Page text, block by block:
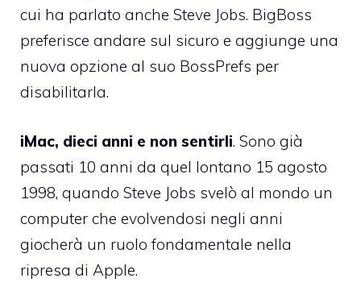
cui ha parlato anche Steve Jobs. BigBoss
preferisce andare sul sicuro e aggiunge una
nuova opzione al suo BossPrefs per
disabilitarla.
iMac, dieci anni e non sentirli. Sono già
passati 10 anni da quel lontano 15 agosto
1998, quando Steve Jobs svelò al mondo un
computer che evolvendosi negli anni
giocherà un ruolo fondamentale nella
ripresa di Apple.